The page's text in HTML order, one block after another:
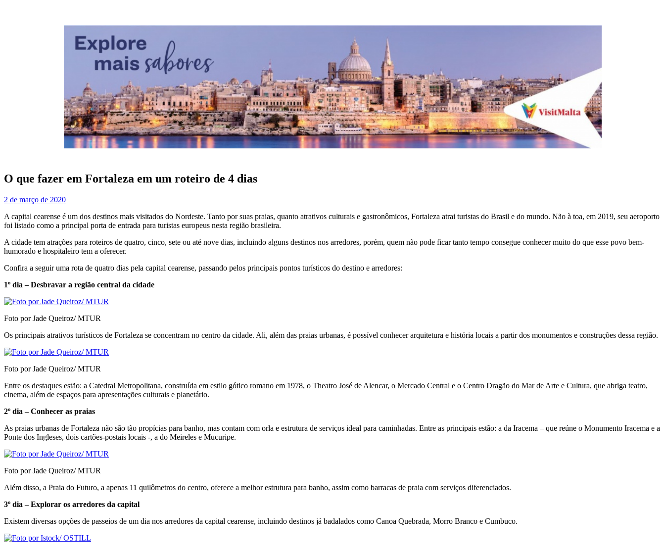
O que fazer em Fortaleza em um roteiro de 4 dias
2 de março de 2020
A capital cearense é um dos destinos mais visitados do Nordeste. Tanto por suas praias, quanto atrativos culturais e gastronômicos, Fortaleza atrai turistas do Brasil e do mundo. Não à toa, em 2019, seu aeroporto
foi listado como a principal porta de entrada para turistas europeus nesta região brasileira.
A cidade tem atrações para roteiros de quatro, cinco, sete ou até nove dias, incluindo alguns destinos nos arredores, porém, quem não pode ficar tanto tempo consegue conhecer muito do que esse povo bem-
humorado e hospitaleiro tem a oferecer.
Confira a seguir uma rota de quatro dias pela capital cearense, passando pelos principais pontos turísticos do destino e arredores:
1º dia – Desbravar a região central da cidade
Foto por Jade Queiroz/ MTUR
Os principais atrativos turísticos de Fortaleza se concentram no centro da cidade. Ali, além das praias urbanas, é possível conhecer arquitetura e história locais a partir dos monumentos e construções dessa região.
Foto por Jade Queiroz/ MTUR
Entre os destaques estão: a Catedral Metropolitana, construída em estilo gótico romano em 1978, o Theatro José de Alencar, o Mercado Central e o Centro Dragão do Mar de Arte e Cultura, que abriga teatro,
cinema, além de espaços para apresentações culturais e planetário.
2º dia – Conhecer as praias
As praias urbanas de Fortaleza não são tão propícias para banho, mas contam com orla e estrutura de serviços ideal para caminhadas. Entre as principais estão: a da Iracema – que reúne o Monumento Iracema e a
Ponte dos Ingleses, dois cartões-postais locais -, a do Meireles e Mucuripe.
Foto por Jade Queiroz/ MTUR
Além disso, a Praia do Futuro, a apenas 11 quilômetros do centro, oferece a melhor estrutura para banho, assim como barracas de praia com serviços diferenciados.
3º dia – Explorar os arredores da capital
Existem diversas opções de passeios de um dia nos arredores da capital cearense, incluindo destinos já badalados como Canoa Quebrada, Morro Branco e Cumbuco.